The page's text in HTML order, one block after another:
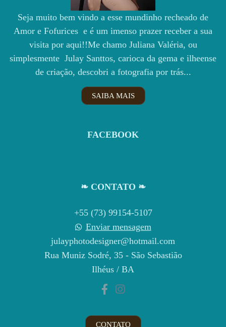
Seja muito bem vindo a esse mundinho recheado de
Amor e Fofurices e é um imenso prazer receber a sua
visita por aqui!!Me chamo Juliana Valéria, ou
simplesmente Julay Santtos, carioca da gema e ilheense
de criação, descobri a fotografia por trás...
SAIBA MAIS
FACEBOOK
❧ CONTATO ❧
+55 (73) 99154-5107
Enviar mensagem
julayphotodesigner@hotmail.com
Rua Muniz Sodré, 35 - São Sebastião
Ilhéus / BA
CONTATO